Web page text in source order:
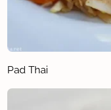
Pad Thai